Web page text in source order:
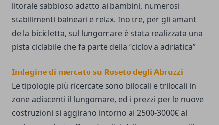
litorale sabbioso adatto ai bambini, numerosi
stabilimenti balneari e relax. Inoltre, per gli amanti
della bicicletta, sul lungomare è stata realizzata una
pista ciclabile che fa parte della “ciclovia adriatica”
Indagine di mercato su Roseto degli Abruzzi
Le tipologie più ricercate sono bilocali e trilocali in
zone adiacenti il lungomare, ed i prezzi per le nuove
costruzioni si aggirano intorno ai 2500-3000€ al